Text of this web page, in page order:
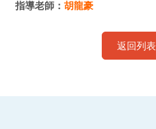
指導老師： 胡龍豪
返回列表